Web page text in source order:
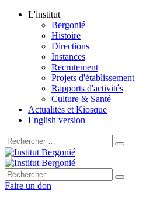
L'institut
Bergonié
Histoire
Directions
Instances
Recrutement
Projets d'établissement
Rapports d'activités
Culture & Santé
Actualités et Kiosque
English version
Rechercher :
Rechercher :
Faire un don